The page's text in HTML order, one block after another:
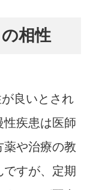
相性
良いとされ
性疾患は医師
や治療の教
すが、定期